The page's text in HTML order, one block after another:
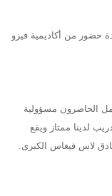
حضور من أكاديمية فيزو
الحاضرون مسؤولية
لدينا ممتاز ويقع
لاس فيغاس الكبرى.